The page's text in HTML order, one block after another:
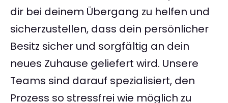
dir bei deinem Übergang zu helfen und
sicherzustellen, dass dein persönlicher
Besitz sicher und sorgfältig an dein
neues Zuhause geliefert wird. Unsere
Teams sind darauf spezialisiert, den
Prozess so stressfrei wie möglich zu